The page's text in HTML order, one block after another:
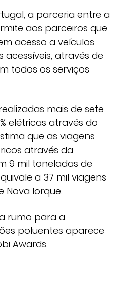
a parceria entre a
aos parceiros que
acesso a veículos
através de
todos os serviços
mais de sete
elétricas através do
que as viagens
através da
9 mil toneladas de
a 37 mil viagens
Nova Iorque.
rumo para a
poluentes aparece
Awards.